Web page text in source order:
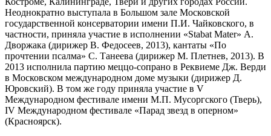
Неоднократно выступала в Большом зале Московской
государственной консерватории имени П.И. Чайковского, в
частности, приняла участие в исполнении «Stabat Mater» А.
Дворжака (дирижер В. Федосеев, 2013), кантаты «По
прочтении псалма» С. Танеева (дирижер М. Плетнев, 2013). В
2013 исполнила партию меццо-сопрано в Реквиеме Дж. Верди
в Московском международном доме музыки (дирижер Д.
Юровский). В том же году приняла участие в V
Международном фестивале имени М.П. Мусоргского (Тверь),
IV Международном фестивале «Парад звезд в оперном»
(Красноярск).